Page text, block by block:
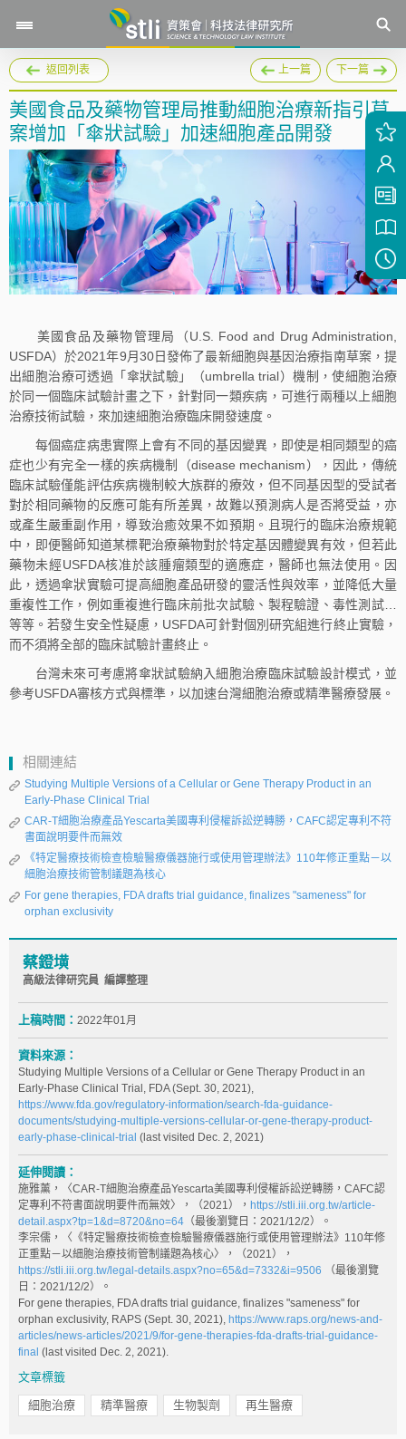
返回列表 上一篇 下一篇
美國食品及藥物管理局推動細胞治療新指引草
案增加「傘狀試驗」加速細胞產品開發
美國食品及藥物管理局（U.S. Food and Drug Administration,
USFDA）於2021年9月30日發佈了最新細胞與基因治療指南草案，提
出細胞治療可透過「傘狀試驗」（umbrella trial）機制，使細胞治療
於同一個臨床試驗計畫之下，針對同一類疾病，可進行兩種以上細胞
治療技術試驗，來加速細胞治療臨床開發速度。
每個癌症病患實際上會有不同的基因變異，即使是相同類型的癌
症也少有完全一樣的疾病機制（disease mechanism），因此，傳統
臨床試驗僅能評估疾病機制較大族群的療效，但不同基因型的受試者
對於相同藥物的反應可能有所差異，故難以預測病人是否將受益，亦
或產生嚴重副作用，導致治癒效果不如預期。且現行的臨床治療規範
中，即便醫師知道某標靶治療藥物對於特定基因體變異有效，但若此
藥物未經USFDA核准於該腫瘤類型的適應症，醫師也無法使用。因
此，透過傘狀實驗可提高細胞產品研發的靈活性與效率，並降低大量
重複性工作，例如重複進行臨床前批次試驗、製程驗證、毒性測試…
等等。若發生安全性疑慮，USFDA可針對個別研究組進行終止實驗，
而不須將全部的臨床試驗計畫終止。
台灣未來可考慮將傘狀試驗納入細胞治療臨床試驗設計模式，並
參考USFDA審核方式與標準，以加速台灣細胞治療或精準醫療發展。
相關連結
Studying Multiple Versions of a Cellular or Gene Therapy Product in an
Early-Phase Clinical Trial
CAR-T細胞治療產品Yescarta美國專利侵權訴訟逆轉勝，CAFC認定專利不符
書面說明要件而無效
《特定醫療技術檢查檢驗醫療儀器施行或使用管理辦法》110年修正重點－以
細胞治療技術管制議題為核心
For gene therapies, FDA drafts trial guidance, finalizes "sameness" for
orphan exclusivity
蔡鐙墴
高級法律研究員 編譯整理
上稿時間： 2022年01月
資料來源：
Studying Multiple Versions of a Cellular or Gene Therapy Product in an
Early-Phase Clinical Trial, FDA (Sept. 30, 2021),
https://www.fda.gov/regulatory-information/search-fda-guidance-
documents/studying-multiple-versions-cellular-or-gene-therapy-product-
early-phase-clinical-trial (last visited Dec. 2, 2021)
延伸閱讀：
施雅薰，〈CAR-T細胞治療產品Yescarta美國專利侵權訴訟逆轉勝，CAFC認
定專利不符書面說明要件而無效〉，（2021）， https://stli.iii.org.tw/article-
detail.aspx?tp=1&d=8720&no=64 （最後瀏覽日：2021/12/2）。
李宗儒，〈《特定醫療技術檢查檢驗醫療儀器施行或使用管理辦法》110年修
正重點－以細胞治療技術管制議題為核心〉，（2021），
https://stli.iii.org.tw/legal-details.aspx?no=65&d=7332&i=9506 （最後瀏覽
日：2021/12/2）。
For gene therapies, FDA drafts trial guidance, finalizes "sameness" for
orphan exclusivity, RAPS (Sept. 30, 2021), https://www.raps.org/news-and-
articles/news-articles/2021/9/for-gene-therapies-fda-drafts-trial-guidance-
final (last visited Dec. 2, 2021).
文章標籤
細胞治療 精準醫療 生物製劑 再生醫療